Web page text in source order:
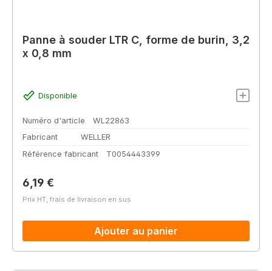
Panne à souder LTR C, forme de burin, 3,2
x 0,8 mm
Disponible
Numéro d'article
WL22863
Fabricant
WELLER
Référence fabricant
T0054443399
Prix régulier :
6,19 €
Prix HT, frais de livraison en sus
Ajouter au panier